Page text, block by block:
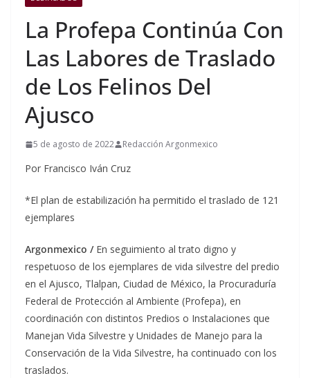
La Profepa Continúa Con
Las Labores de Traslado
de Los Felinos Del
Ajusco
5 de agosto de 2022 Redacción Argonmexico
Por Francisco Iván Cruz
*El plan de estabilización ha permitido el traslado de 121
ejemplares
Argonmexico / En seguimiento al trato digno y
respetuoso de los ejemplares de vida silvestre del predio
en el Ajusco, Tlalpan, Ciudad de México, la Procuraduría
Federal de Protección al Ambiente (Profepa), en
coordinación con distintos Predios o Instalaciones que
Manejan Vida Silvestre y Unidades de Manejo para la
Conservación de la Vida Silvestre, ha continuado con los
traslados.